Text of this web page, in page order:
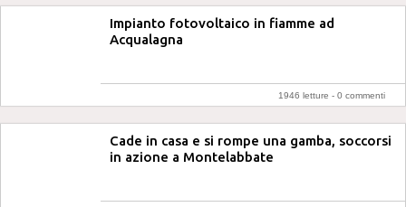
Impianto fotovoltaico in fiamme ad
Acqualagna
1946 letture - 0 commenti
Cade in casa e si rompe una gamba, soccorsi
in azione a Montelabbate